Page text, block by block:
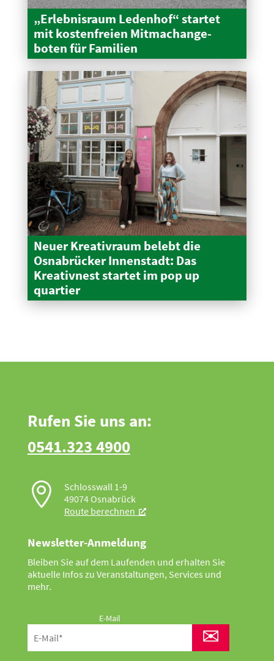
„Erleb­nisraum Ledenhof“ startet
mit kosten­freien Mitma­ch­an­ge­
boten für Familien
Neuer Kreativraum belebt die
Osnabrücker Innen­stadt: Das
Kreativnest startet im pop up
quartier
Rufen Sie uns an:
0541.323 4900

Schlosswall 1-9
49074 Osnabrück
Route berechnen
Newsletter-Anmeldung
Bleiben Sie auf dem Laufenden und erhalten Sie
aktuelle Infos zu Veranstaltungen, Services und
mehr.
E-Mail
✉